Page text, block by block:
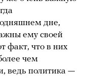
дне,
ему своей
факт, что в них
чем
ведь политика —